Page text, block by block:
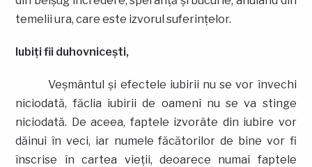
temelii ura, care este izvorul suferinţelor.
Iubiţi fii duhovniceşti,
Veşmântul şi efectele iubirii nu se vor învechi
niciodată, făclia iubirii de oameni nu se va stinge
niciodată. De aceea, faptele izvorâte din iubire vor
dăinui în veci, iar numele făcătorilor de bine vor fi
înscrise în cartea vieţii, deoarece numai faptele